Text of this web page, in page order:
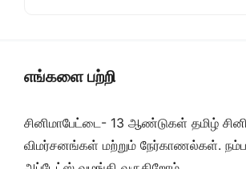
எங்களை பற்றி
சினிமாபேட்டை- 13 ஆண்டுகள் தமிழ்
விமர்சனங்கள் மற்றும் நேர்காணல்கள்.